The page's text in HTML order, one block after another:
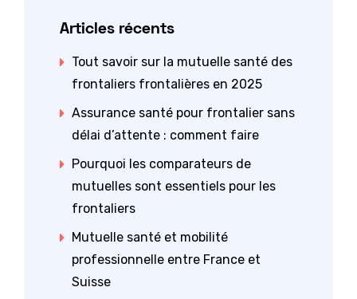
Articles récents
Tout savoir sur la mutuelle santé des
frontaliers frontalières en 2025
Assurance santé pour frontalier sans
délai d’attente : comment faire
Pourquoi les comparateurs de
mutuelles sont essentiels pour les
frontaliers
Mutuelle santé et mobilité
professionnelle entre France et
Suisse